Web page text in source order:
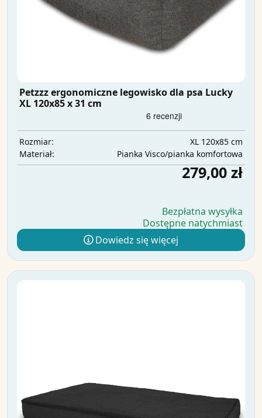
Petzzz ergonomiczne legowisko dla psa Lucky
XL 120x85 x 31 cm
Rozmiar:
XL 120x85 cm
Materiał:
Pianka Visco/pianka komfortowa
279,00 zł
Bezpłatna wysyłka
Dostępne natychmiast
Dowiedz się więcej